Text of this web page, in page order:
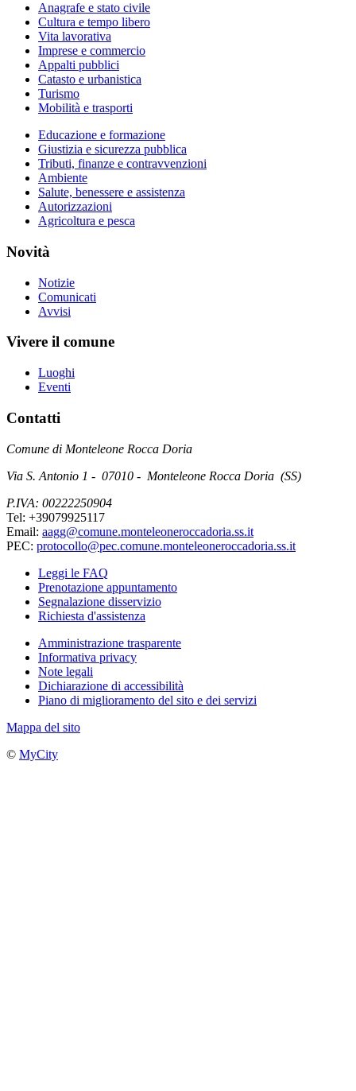
Anagrafe e stato civile
Cultura e tempo libero
Vita lavorativa
Imprese e commercio
Appalti pubblici
Catasto e urbanistica
Turismo
Mobilità e trasporti
Educazione e formazione
Giustizia e sicurezza pubblica
Tributi, finanze e contravvenzioni
Ambiente
Salute, benessere e assistenza
Autorizzazioni
Agricoltura e pesca
Novità
Notizie
Comunicati
Avvisi
Vivere il comune
Luoghi
Eventi
Contatti
Comune di Monteleone Rocca Doria
Via S. Antonio 1 - 07010 - Monteleone Rocca Doria (SS)
P.IVA: 00222250904
Tel: +39079925117
Email: aagg@comune.monteleoneroccadoria.ss.it
PEC: protocollo@pec.comune.monteleoneroccadoria.ss.it
Leggi le FAQ
Prenotazione appuntamento
Segnalazione disservizio
Richiesta d'assistenza
Amministrazione trasparente
Informativa privacy
Note legali
Dichiarazione di accessibilità
Piano di miglioramento del sito e dei servizi
Mappa del sito
© MyCity